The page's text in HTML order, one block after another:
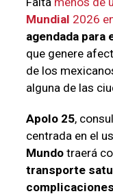
Mundial 2026
agendada para
que genere
de los
alguna de las
Apolo 25,
centrada en el
Mundotraerá
transporte